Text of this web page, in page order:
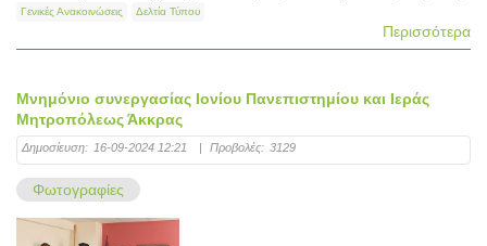
Γενικές Ανακοινώσεις Δελτία Τύπου
Περισσότερα
Μνημόνιο συνεργασίας Ιονίου Πανεπιστημίου και Ιεράς
Μητροπόλεως Άκκρας
Δημοσίευση: 16-09-2024 12:21 | Προβολές: 3129
Φωτογραφίες